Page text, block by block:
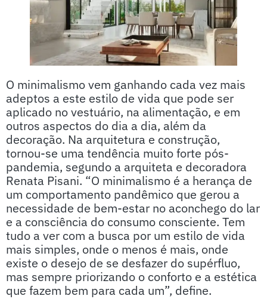
O minimalismo vem ganhando cada vez mais
adeptos a este estilo de vida que pode ser
aplicado no vestuário, na alimentação, e em
outros aspectos do dia a dia, além da
decoração. Na arquitetura e construção,
tornou-se uma tendência muito forte pós-
pandemia, segundo a arquiteta e decoradora
Renata Pisani. “O minimalismo é a herança de
um comportamento pandêmico que gerou a
necessidade de bem-estar no aconchego do lar
e a consciência do consumo consciente. Tem
tudo a ver com a busca por um estilo de vida
mais simples, onde o menos é mais, onde
existe o desejo de se desfazer do supérfluo,
mas sempre priorizando o conforto e a estética
que fazem bem para cada um”, define.